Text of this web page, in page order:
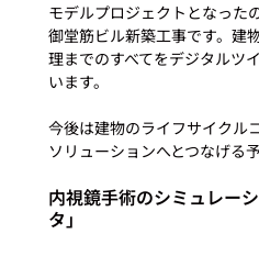
モデルプロジェクトとなった
御堂筋ビル新築工事です。建
理までのすべてをデジタルツ
います。
今後は建物のライフサイクル
内視鏡手術のシミュレー
タ」